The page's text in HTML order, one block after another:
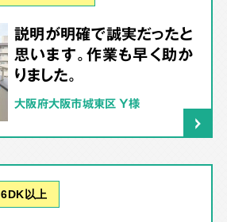
説明が明確で誠実だったと
思います。作業も早く助か
りました。
大阪府大阪市城東区 Y様
6DK以上